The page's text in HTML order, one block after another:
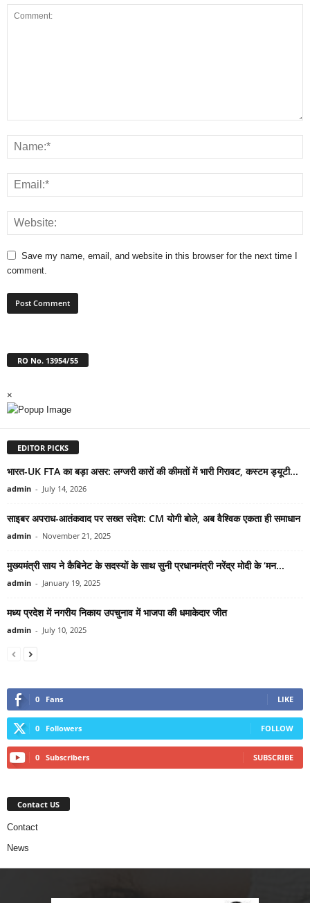
Save my name, email, and website in this browser for the next time I
comment.
RO No. 13954/55
×
EDITOR PICKS
भारत-UK FTA का बड़ा असर: लग्जरी कारों की कीमतों में भारी गिरावट, कस्टम ड्यूटी...
admin - July 14, 2026
साइबर अपराध-आतंकवाद पर सख्त संदेश: CM योगी बोले, अब वैश्विक एकता ही समाधान
admin - November 21, 2025
मुख्यमंत्री साय ने कैबिनेट के सदस्यों के साथ सुनी प्रधानमंत्री नरेंद्र मोदी के ‘मन...
admin - January 19, 2025
मध्य प्रदेश में नगरीय निकाय उपचुनाव में भाजपा की धमाकेदार जीत
admin - July 10, 2025
0 Fans LIKE
0 Followers FOLLOW
0 Subscribers SUBSCRIBE
Contact US
Contact
News